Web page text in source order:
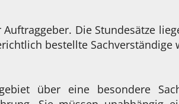
Die Stundesätze
bestellte Sachverständige
über eine besondere